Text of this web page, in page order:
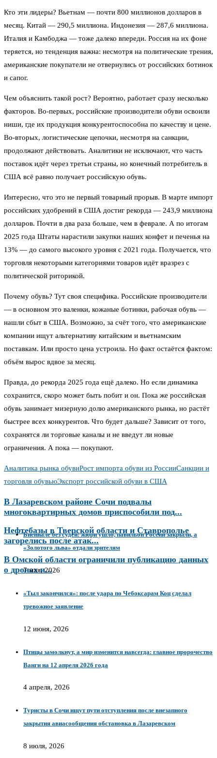
Кто эти лидеры? Вьетнам — почти 800 миллионов долларов в
месяц. Китай — 290,5 миллиона. Индонезия — 287,6 миллиона.
Италия и Камбоджа — тоже далеко впереди. Россия на их фоне
теряется, но тенденция важна: несмотря на политические трения,
американские покупатели не отвернулись от российских ботинок
и сапог.
Чем объяснить такой рост? Вероятно, работает сразу несколько
факторов. Во-первых, российские производители обуви освоили
ниши, где их продукция конкурентоспособна по качеству и цене.
Во-вторых, логистические цепочки, несмотря на санкции,
продолжают действовать. Аналитики не исключают, что часть
поставок идёт через третьи страны, но конечный потребитель в
США всё равно получает российскую обувь.
Интересно, что это не первый товарный прорыв. В марте импорт
российских удобрений в США достиг рекорда — 243,9 миллиона
долларов. Почти в два раза больше, чем в феврале. А по итогам
2025 года Штаты нарастили закупки наших конфет и печенья на
13% — до самого высокого уровня с 2021 года. Получается, что
торговля некоторыми категориями товаров идёт вразрез с
политической риторикой.
Почему обувь? Тут своя специфика. Российские производители
— в основном это валенки, кожаные ботинки, рабочая обувь —
нашли сбыт в США. Возможно, за счёт того, что американские
компании ищут альтернативу китайским и вьетнамским
поставкам. Или просто цена устроила. Но факт остаётся фактом:
объём вырос вдвое за месяц.
Правда, до рекорда 2025 года ещё далеко. Но если динамика
сохранится, скоро может быть побит и он. Пока же российская
обувь занимает мизерную долю американского рынка, но растёт
быстрее всех конкурентов. Что будет дальше? Зависит от того,
сохранятся ли торговые каналы и не введут ли новые
ограничения. А пока — покупают.
Аналитика рынка обувиРост импорта обуви из РоссииСанкции и
торговля обувьюЭкспорт российской обуви в США
В Лазаревском районе Сочи подвалы
многоквартирных домов приспособили под...
Нефтебазы в Тверской области и Ставрополье
загорелись после атак...
В Омской области ограничили публикацию данных
о дронах и...
Биеннале без судей: жюри ушло, павильон России закрыли, а
«Золотого льва» отдали зрителям
7 мая, 2026
«Тыл закончился»: после удара по Чебоксарам Коц сделал
тревожное заявление
12 июня, 2026
Птицы замолкнут, а мир изменится навсегда: главное пророчество
Ванги на 12 апреля 2026 года
4 апреля, 2026
Туристы в Сочи ищут пути отступления после внезапного
закрытия авиасообщения обстановка в Лазаревском
8 июля, 2026